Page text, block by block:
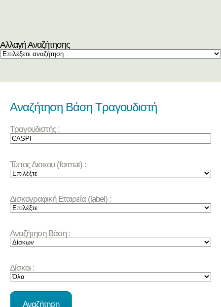
Αλλαγή Αναζήτησης
Αναζήτηση Βάση Τραγουδιστή
Τραγουδιστής :
Τύπος Δισκου (format) :
Δισκογραφική Εταιρεία (label) :
Αναζήτηση Βάση :
Δίσκοι :